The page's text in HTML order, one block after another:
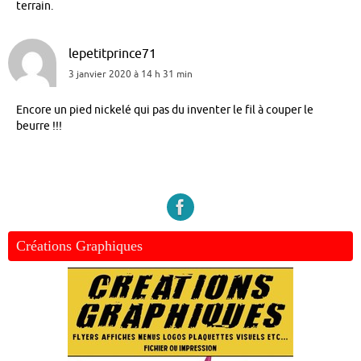
terrain.
lepetitprince71
3 janvier 2020 à 14 h 31 min
Encore un pied nickelé qui pas du inventer le fil à couper le
beurre !!!
Créations Graphiques